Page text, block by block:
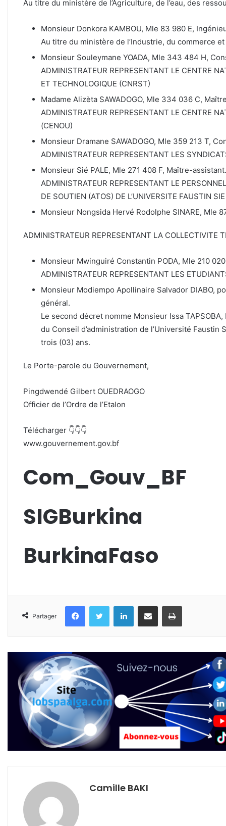
Au titre du ministère de l’Agriculture, de l’eau, des
Monsieur Donkora KAMBOU, Mle 83 980 E,
Au titre du ministère de l’Industrie, du commerce et
Monsieur Souleymane YOADA, Mle 343 484 H,
ADMINISTRATEUR REPRESENTANT LE CENTRE
ET TECHNOLOGIQUE (CNRST)
Madame Alizèta SAWADOGO, Mle 334 036 C,
ADMINISTRATEUR REPRESENTANT LE CENTRE
(CENOU)
Monsieur Dramane SAWADOGO, Mle 359 213 T,
ADMINISTRATEUR REPRESENTANT LES
Monsieur Sié PALE, Mle 271 408 F, Maître-assistant.
ADMINISTRATEUR REPRESENTANT LE
DE SOUTIEN (ATOS) DE L’UNIVERSITE FAUSTIN
Monsieur Nongsida Hervé Rodolphe SINARE, Mle
ADMINISTRATEUR REPRESENTANT LA COLLECTIVITE
Monsieur Mwinguiré Constantin PODA, Mle 210
ADMINISTRATEUR REPRESENTANT LES
Monsieur Modiempo Apollinaire Salvador DIABO,
général.
Le second décret nomme Monsieur Issa
du Conseil d’administration de l’Université Faustin
trois (03) ans.
Le Porte-parole du Gouvernement,
Pingdwendé Gilbert OUEDRAOGO
Officier de l’Ordre de l’Etalon
Télécharger 👇👇👇
www.gouvernement.gov.bf
Com_Gouv_BF
SIGBurkina
BurkinaFaso
Partager
FacebookTwitter LinkedinPartager par email Imprimer
Camille BAKI